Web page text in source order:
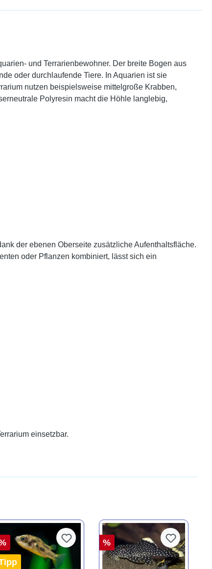
und Terrarienbewohner. Der breite Bogen aus
oder durchlaufende Tiere. In Aquarien ist sie
nutzen beispielsweise mittelgroße Krabben,
Polyresin macht die Höhle langlebig,
der ebenen Oberseite zusätzliche Aufenthaltsfläche.
oder Pflanzen kombiniert, lässt sich ein
einsetzbar.
%